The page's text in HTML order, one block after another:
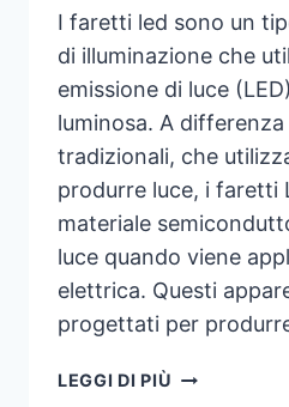
I faretti led sono un
di illuminazione che
emissione di luce
luminosa. A
tradizionali, che
produrre luce, i faretti
materiale
luce quando viene
elettrica. Questi
progettati per
LEGGI DI PIÙ COME